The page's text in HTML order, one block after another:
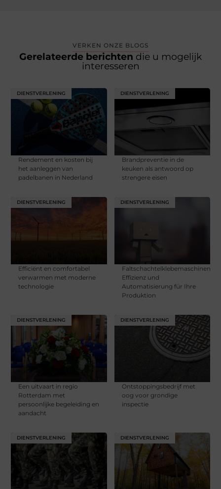
VERKEN ONZE BLOGS
Gerelateerde berichten die u mogelijk
interesseren
DIENSTVERLENING
Rendement en kosten bij
het aanleggen van
padelbanen in Nederland
DIENSTVERLENING
Brandpreventie in de
keuken als antwoord op
strengere eisen
DIENSTVERLENING
Efficiënt en comfortabel
verwarmen met moderne
technologie
DIENSTVERLENING
Faltschachtelklebemaschinen:
Effizienz und
Automatisierung für Ihre
Produktion
DIENSTVERLENING
Een uitvaart in regio
Rotterdam met
persoonlijke begeleiding en
aandacht
DIENSTVERLENING
Ontstoppingsbedrijf met
oog voor grondige
inspectie
DIENSTVERLENING DIENSTVERLENING